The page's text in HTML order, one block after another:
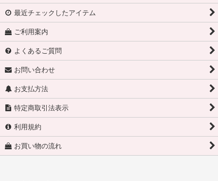
最近チェックしたアイテム
ご利用案内
よくあるご質問
お問い合わせ
お支払方法
特定商取引法表示
利用規約
お買い物の流れ